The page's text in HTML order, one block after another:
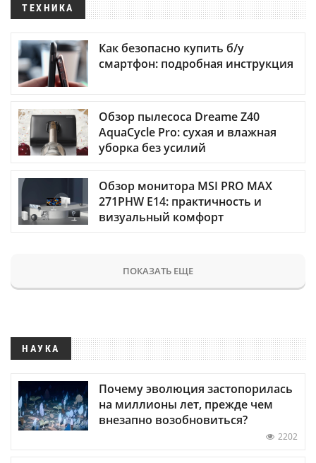
ТЕХНИКА
Как безопасно купить б/у
смартфон: подробная инструкция
Обзор пылесоса Dreame Z40
AquaCycle Pro: сухая и влажная
уборка без усилий
Обзор монитора MSI PRO MAX
271PHW E14: практичность и
визуальный комфорт
ПОКАЗАТЬ ЕЩЕ
НАУКА
Почему эволюция застопорилась
на миллионы лет, прежде чем
внезапно возобновиться?
2202